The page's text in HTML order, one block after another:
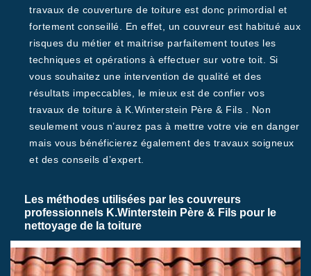
travaux de couverture de toiture est donc primordial et
fortement conseillé. En effet, un couvreur est habitué aux
risques du métier et maitrise parfaitement toutes les
techniques et opérations à effectuer sur votre toit. Si
vous souhaitez une intervention de qualité et des
résultats impeccables, le mieux est de confier vos
travaux de toiture à K.Winterstein Père & Fils . Non
seulement vous n’aurez pas à mettre votre vie en danger
mais vous bénéficierez également des travaux soigneux
et des conseils d’expert.
Les méthodes utilisées par les couvreurs
professionnels K.Winterstein Père & Fils pour le
nettoyage de la toiture